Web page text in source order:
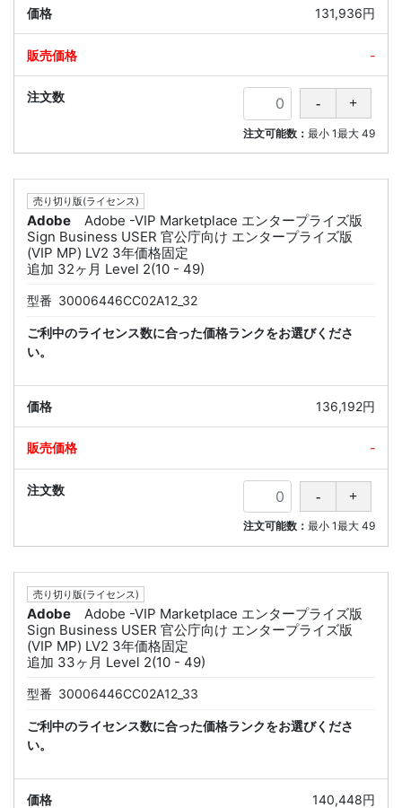
131,936円
-
注文可能数： 最小 1最大 49
売り切り版(ライセンス)
Adobe
Adobe -VIP Marketplace エンタープライズ版
Sign Business USER 官公庁向け エンタープライズ版
(VIP MP) LV2 3年価格固定
追加 32ヶ月 Level 2(10 - 49)
型番 30006446CC02A12_32
ご利中のライセンス数に合った価格ランクをお選びくださ
い。
136,192円
-
注文可能数： 最小 1最大 49
売り切り版(ライセンス)
Adobe
Adobe -VIP Marketplace エンタープライズ版
Sign Business USER 官公庁向け エンタープライズ版
(VIP MP) LV2 3年価格固定
追加 33ヶ月 Level 2(10 - 49)
型番 30006446CC02A12_33
ご利中のライセンス数に合った価格ランクをお選びくださ
い。
140,448円